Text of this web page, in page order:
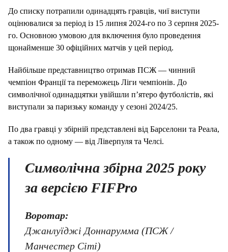
До списку потрапили одинадцять гравців, чиї виступи
оцінювалися за період із 15 липня 2024-го по 3 серпня 2025-
го. Основною умовою для включення було проведення
щонайменше 30 офіційних матчів у цей період.
Найбільше представництво отримав ПСЖ — чинний
чемпіон Франції та переможець Ліги чемпіонів. До
символічної одинадцятки увійшли п’ятеро футболістів, які
виступали за паризьку команду у сезоні 2024/25.
По два гравці у збірній представлені від Барселони та Реала,
а також по одному — від Ліверпуля та Челсі.
Символічна збірна 2025 року
за версією FIFPro
Воротар:
Джанлуїджі Доннарумма (ПСЖ /
Манчестер Сіті)